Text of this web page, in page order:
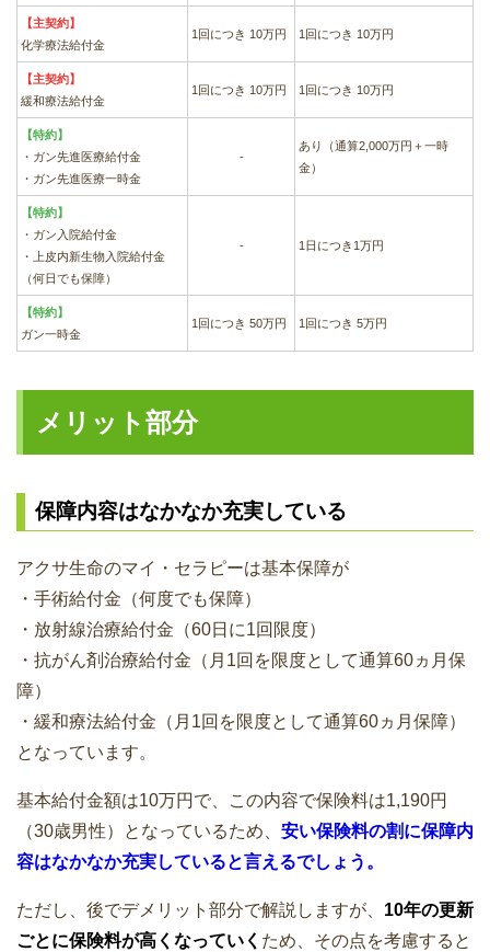
【主契約】
化学療法給付金
1回につき 10万円 1回につき 10万円
【主契約】
緩和療法給付金
1回につき 10万円 1回につき 10万円
【特約】
・ガン先進医療給付金
・ガン先進医療一時金
-
あり（通算2,000万円＋一時
金）
【特約】
・ガン入院給付金
・上皮内新生物入院給付金
（何日でも保障）
- 1日につき1万円
【特約】
ガン一時金
1回につき 50万円 1回につき 5万円
メリット部分
保障内容はなかなか充実している
アクサ生命のマイ・セラピーは基本保障が
・手術給付金（何度でも保障）
・放射線治療給付金（60日に1回限度）
・抗がん剤治療給付金（月1回を限度として通算60ヵ月保
障）
・緩和療法給付金（月1回を限度として通算60ヵ月保障）
となっています。
基本給付金額は10万円で、この内容で保険料は1,190円
（30歳男性）となっているため、 安い保険料の割に保障内
容はなかなか充実していると言えるでしょう。
ただし、後でデメリット部分で解説しますが、 10年の更新
ごとに保険料が高くなっていく ため、その点を考慮すると